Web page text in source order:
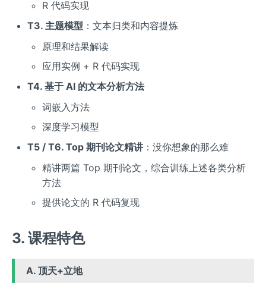
R 代码实现
T3. 主题模型 ：文本归类和内容提炼
原理和结果解读
应用实例 + R 代码实现
T4. 基于 AI 的文本分析方法
词嵌入方法
深度学习模型
T5 / T6. Top 期刊论文精讲：没你想象的那么难
精讲两篇 Top 期刊论文，综合训练上述各类分析
方法
提供论文的 R 代码复现
3. 课程特色
A. 顶天+立地